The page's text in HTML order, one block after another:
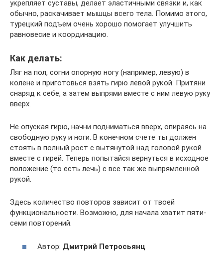
укрепляет суставы, делает эластичными связки и, как
обычно, раскачивает мышцы всего тела. Помимо этого,
турецкий подъем очень хорошо помогает улучшить
равновесие и координацию.
Как делать:
Ляг на пол, согни опорную ногу (например, левую) в
колене и приготовься взять гирю левой рукой. Притяни
снаряд к себе, а затем выпрями вместе с ним левую руку
вверх.
Не опуская гирю, начни подниматься вверх, опираясь на
свободную руку и ноги. В конечном счете ты должен
стоять в полный рост с вытянутой над головой рукой
вместе с гирей. Теперь попытайся вернуться в исходное
положение (то есть лечь) с все так же выпрямленной
рукой.
Здесь количество повторов зависит от твоей
функциональности. Возможно, для начала хватит пяти-
семи повторений.
Автор: Дмитрий Петросьянц